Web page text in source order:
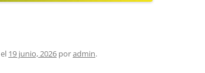
el 19 junio, 2026 poradmin.